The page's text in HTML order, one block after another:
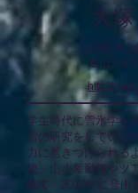
大
(社)日本山
登山ガイ
http://
学生時代に雪氷学を
雪の研究をしていた
力に惹きつけられる
後、山小屋勤務やツ
経て、2010年に登山